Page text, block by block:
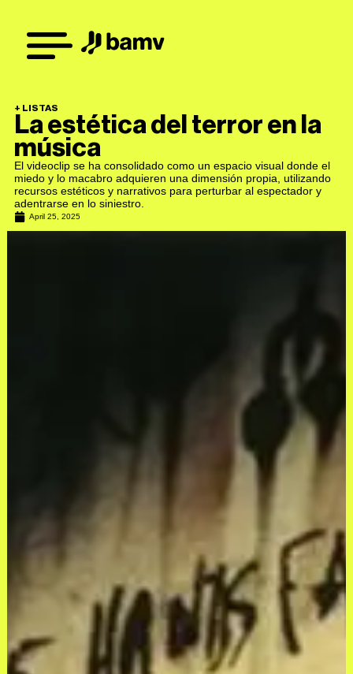
+ LISTAS
La estética del terror en la
música
El videoclip se ha consolidado como un espacio visual donde el
miedo y lo macabro adquieren una dimensión propia, utilizando
recursos estéticos y narrativos para perturbar al espectador y
adentrarse en lo siniestro.
April 25, 2025